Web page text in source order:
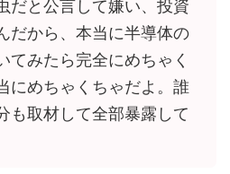
だと公言して嫌い、投資
だから、本当に半導体の
てみたら完全にめちゃく
にめちゃくちゃだよ。誰
も取材して全部暴露して